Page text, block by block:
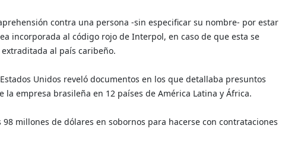
contra una persona -sin especificar su nombre- por estar
incorporada al código rojo de Interpol, en caso de que esta se
al país caribeño.
Unidos reveló documentos en los que detallaba presuntos
empresa brasileña en 12 países de América Latina y África.
millones de dólares en sobornos para hacerse con contrataciones